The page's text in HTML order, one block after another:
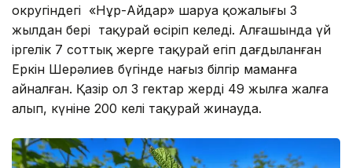
округіндегі «Нұр-Айдар» шаруа қожалығы 3
жылдан бері таңқурай өсіріп келеді. Алғашында үй
іргелік 7 соттық жерге таңқурай егіп дағдыланған
Еркін Шерәлиев бүгінде нағыз білгір маманға
айналған. Қазір ол 3 гектар жерді 49 жылға жалға
алып, күніне 200 келі таңқурай жинауда.